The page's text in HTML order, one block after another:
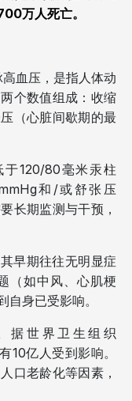
万人死亡。
血压，是指人体动
个数值组成：收缩
（心脏间歇期的最
120/80毫米汞柱
和/或舒张压
长期监测与干预，
早期往往无明显症
（如中风、心肌梗
身已受影响。
据世界卫生组织
10亿人受到影响。
口老龄化等因素，